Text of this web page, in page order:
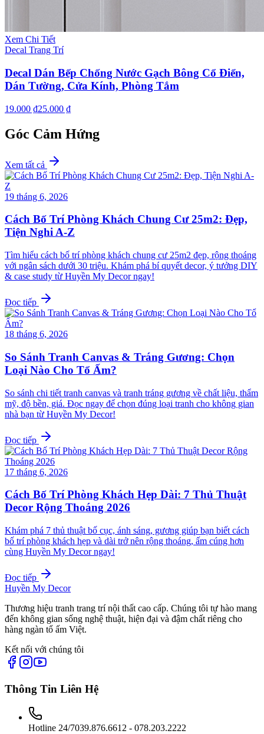
Xem Chi Tiết
Decal Trang Trí
Decal Dán Bếp Chống Nước Gạch Bông Cổ Điển,
Dán Tường, Cửa Kính, Phòng Tắm
19.000 ₫25.000 ₫
Góc Cảm Hứng
Xem tất cả
19 tháng 6, 2026
Cách Bố Trí Phòng Khách Chung Cư 25m2: Đẹp,
Tiện Nghi A-Z
Tìm hiểu cách bố trí phòng khách chung cư 25m2 đẹp, rộng thoáng
với ngân sách dưới 30 triệu. Khám phá bí quyết decor, ý tưởng DIY
& case study từ Huyền My Decor ngay!
Đọc tiếp
18 tháng 6, 2026
So Sánh Tranh Canvas & Tráng Gương: Chọn
Loại Nào Cho Tổ Ấm?
So sánh chi tiết tranh canvas và tranh tráng gương về chất liệu, thẩm
mỹ, độ bền, giá. Đọc ngay để chọn đúng loại tranh cho không gian
nhà bạn từ Huyền My Decor!
Đọc tiếp
17 tháng 6, 2026
Cách Bố Trí Phòng Khách Hẹp Dài: 7 Thủ Thuật
Decor Rộng Thoáng 2026
Khám phá 7 thủ thuật bố cục, ánh sáng, gương giúp bạn biết cách
bố trí phòng khách hẹp và dài trở nên rộng thoáng, ấm cúng hơn
cùng Huyền My Decor ngay!
Đọc tiếp
Huyền My Decor
Thương hiệu tranh trang trí nội thất cao cấp. Chúng tôi tự hào mang
đến không gian sống nghệ thuật, hiện đại và đậm chất riêng cho
hàng ngàn tổ ấm Việt.
Kết nối với chúng tôi
Thông Tin Liên Hệ
Hotline 24/7039.876.6612 - 078.203.2222